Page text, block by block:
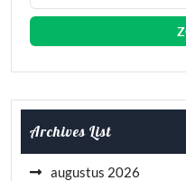
Archives List
augustus 2026